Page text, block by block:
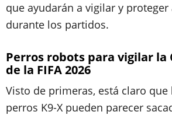
que ayudarán a vigilar y
durante los partidos.
Perros robots para vigilar la
de la FIFA 2026
Visto de primeras, está claro
perros K9-X pueden parecer